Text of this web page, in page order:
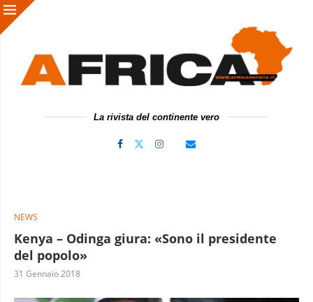
La rivista del continente vero
NEWS
Kenya – Odinga giura: «Sono il presidente
del popolo»
31 Gennaio 2018